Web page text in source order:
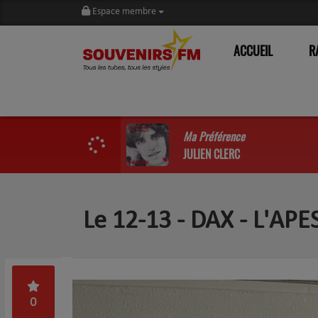
Espace membre
ACCUEIL
Ma Préférence
JULIEN CLERC
Le 12-13 - DAX -
0